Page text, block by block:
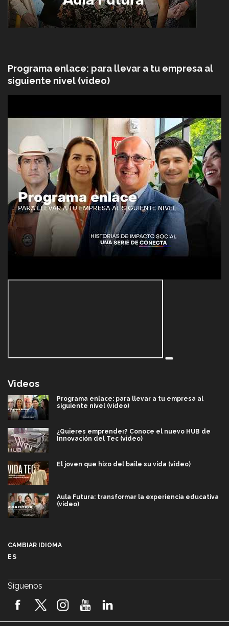
Programa enlace: para llevar a tu empresa al
siguiente nivel (video)
Videos
Programa enlace: para llevar a tu empresa al
siguiente nivel (video)
¿Quieres emprender? Conoce el nuevo HUB de
Innovación del Tec (video)
El joven que hizo del baile su vida (video)
Aula Futura: transformar la experiencia educativa
(video)
2026! (video)
CAMBIAR IDIOMA
ES
Síguenos